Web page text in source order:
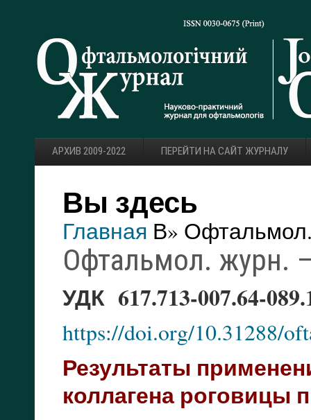
АРХИВ 2009-2022 ПЕРЕЙТИ НА САЙТ ЖУРНАЛУ
Вы здесь
Главная В»
Офтальмол. журн.
УДК 617.713-007.64-
https://doi.org/10.31288/
Результаты
коллагена роговицы